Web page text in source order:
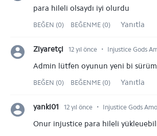
para hileli olsaydı iyi olurdu
BEĞEN (0) BEĞENME (0) Yanıtla
Ziyaretçi 12 yıl önce ⋅ Injustice Gods
Admin lütfen oyunun yeni bi
BEĞEN (0) BEĞENME (0) Yanıtla
yanki01 12 yıl önce ⋅ Injustice Gods
Onur injustice para hileli